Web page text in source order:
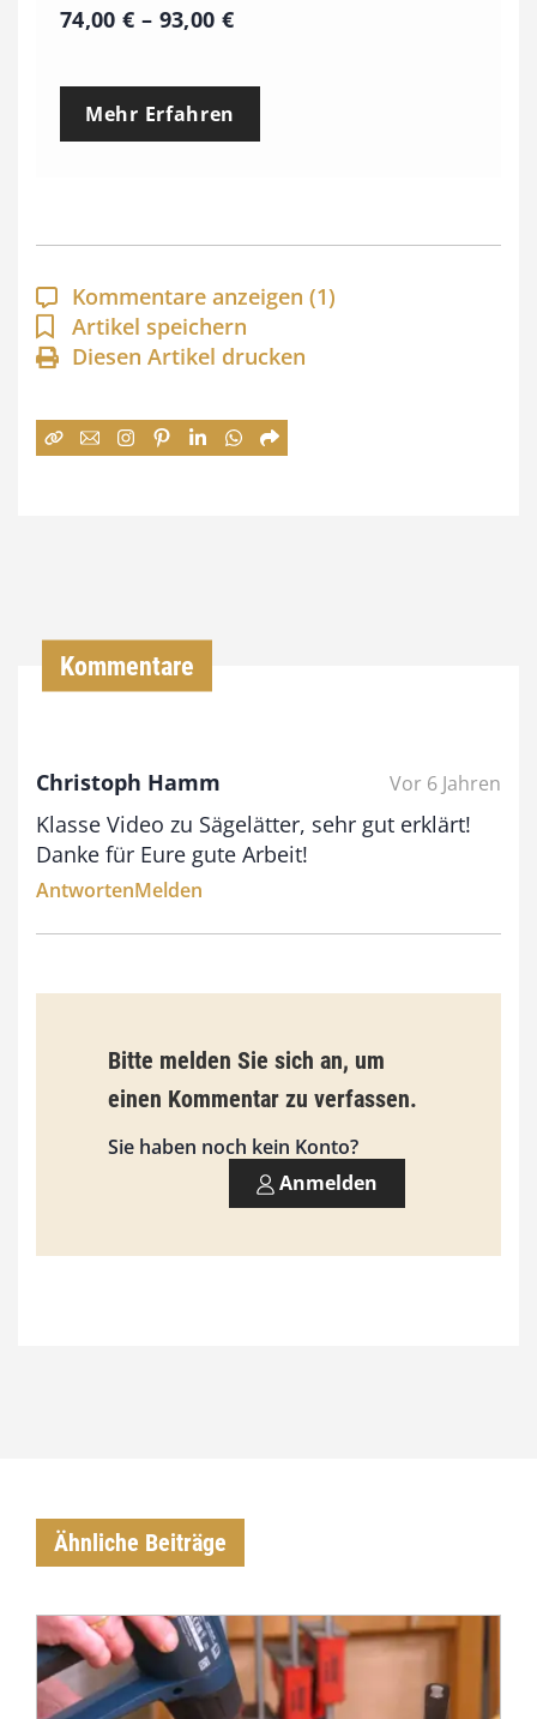
74,00€ – 93,00 €P
e
p
a
n
n
:
s
9
,
€
Mehr Erfahren
Kommentare anzeigen (1)
Artikel speichern
Diesen Artikel drucken
Kommentare
Christoph Hamm Vor 6 Jahren
Klasse Video zu Sägelätter, sehr gut erklärt!
Danke für Eure gute Arbeit!
AntwortenMelden
Bitte melden Sie sich an, um
einen Kommentar zu verfassen.
Sie haben noch kein Konto?
Anmelden
Ähnliche Beiträge